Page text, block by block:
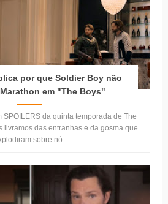
por que Soldier Boy não
em "The Boys"
SPOILERS da quinta temporada de The
livramos das entranhas e da gosma que
sobre nó...